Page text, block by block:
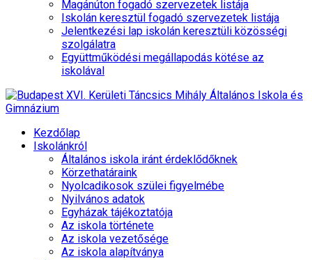
Magánúton fogadó szervezetek listája
Iskolán keresztül fogadó szervezetek listája
Jelentkezési lap iskolán keresztüli közösségi
szolgálatra
Együttműködési megállapodás kötése az
iskolával
Kezdőlap
Iskolánkról
Általános iskola iránt érdeklődőknek
Körzethatáraink
Nyolcadikosok szülei figyelmébe
Nyilvános adatok
Egyházak tájékoztatója
Az iskola története
Az iskola vezetősége
Az iskola alapítványa